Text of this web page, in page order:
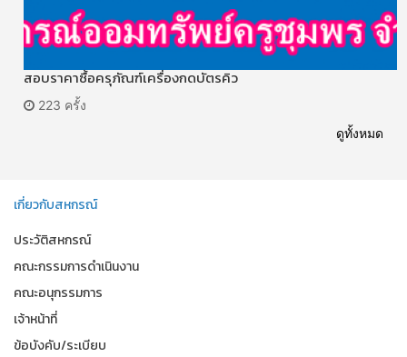
สอบราคาซื้อครุภัณฑ์เครื่องกดบัตรคิว
223 ครั้ง
ดูทั้งหมด
เกี่ยวกับสหกรณ์
ประวัติสหกรณ์
คณะกรรมการดำเนินงาน
คณะอนุกรรมการ
เจ้าหน้าที่
ข้อบังคับ/ระเบียบ